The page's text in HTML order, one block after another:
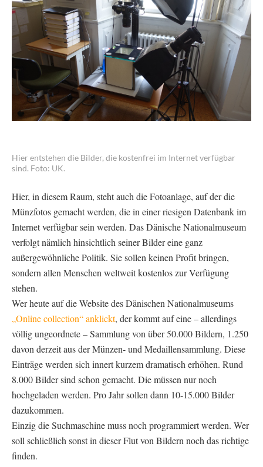
Hier entstehen die Bilder, die kostenfrei im Internet verfügbar
sind. Foto: UK.
Hier, in diesem Raum, steht auch die Fotoanlage, auf der die
Münzfotos gemacht werden, die in einer riesigen Datenbank im
Internet verfügbar sein werden. Das Dänische Nationalmuseum
verfolgt nämlich hinsichtlich seiner Bilder eine ganz
außergewöhnliche Politik. Sie sollen keinen Profit bringen,
sondern allen Menschen weltweit kostenlos zur Verfügung
stehen.
Wer heute auf die Website des Dänischen Nationalmuseums
„Online collection“ anklickt, der kommt auf eine – allerdings
völlig ungeordnete – Sammlung von über 50.000 Bildern, 1.250
davon derzeit aus der Münzen- und Medaillensammlung. Diese
Einträge werden sich innert kurzem dramatisch erhöhen. Rund
8.000 Bilder sind schon gemacht. Die müssen nur noch
hochgeladen werden. Pro Jahr sollen dann 10-15.000 Bilder
dazukommen.
Einzig die Suchmaschine muss noch programmiert werden. Wer
soll schließlich sonst in dieser Flut von Bildern noch das richtige
finden.